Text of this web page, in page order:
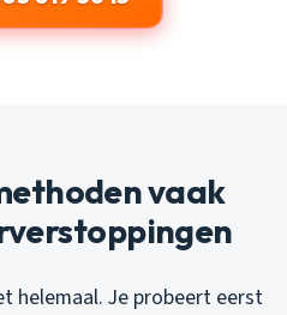
vaak
helemaal. Je probeert eerst